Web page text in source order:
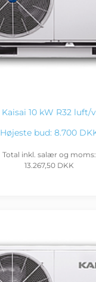
Kaisai 10 kW R32 luft/
Højeste bud: 8.700
Total inkl. salær og moms:
13.267,50 DKK